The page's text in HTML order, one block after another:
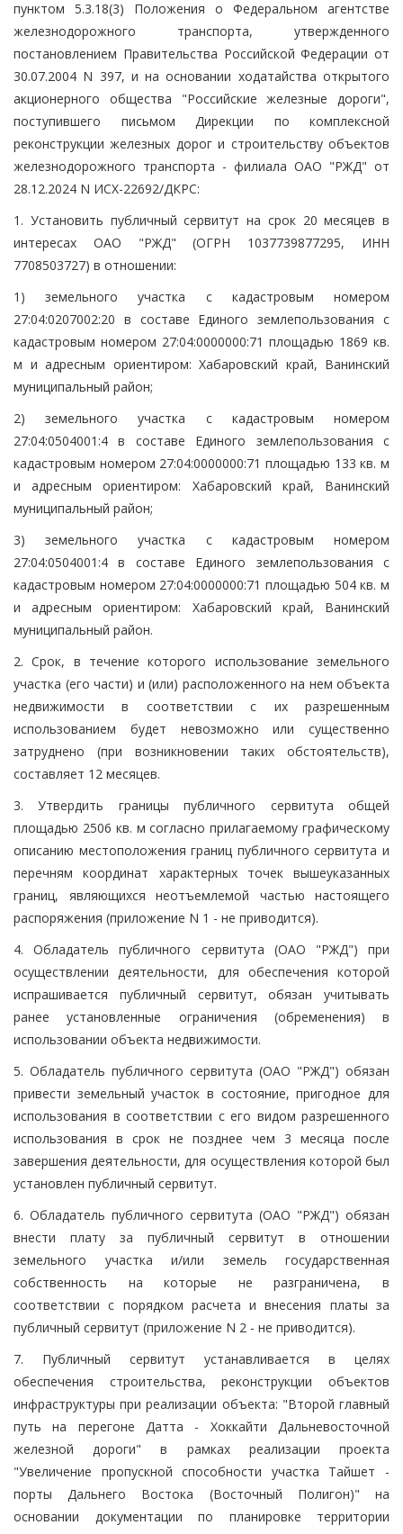
пунктом 5.3.18(3) Положения о Федеральном агентстве
железнодорожного транспорта, утвержденного
постановлением Правительства Российской Федерации от
30.07.2004 N 397, и на основании ходатайства открытого
акционерного общества "Российские железные дороги",
поступившего письмом Дирекции по комплексной
реконструкции железных дорог и строительству объектов
железнодорожного транспорта - филиала ОАО "РЖД" от
28.12.2024 N ИСХ-22692/ДКРС:
1. Установить публичный сервитут на срок 20 месяцев в
интересах ОАО "РЖД" (ОГРН 1037739877295, ИНН
7708503727) в отношении:
1) земельного участка с кадастровым номером
27:04:0207002:20 в составе Единого землепользования с
кадастровым номером 27:04:0000000:71 площадью 1869 кв.
м и адресным ориентиром: Хабаровский край, Ванинский
муниципальный район;
2) земельного участка с кадастровым номером
27:04:0504001:4 в составе Единого землепользования с
кадастровым номером 27:04:0000000:71 площадью 133 кв. м
и адресным ориентиром: Хабаровский край, Ванинский
муниципальный район;
3) земельного участка с кадастровым номером
27:04:0504001:4 в составе Единого землепользования с
кадастровым номером 27:04:0000000:71 площадью 504 кв. м
и адресным ориентиром: Хабаровский край, Ванинский
муниципальный район.
2. Срок, в течение которого использование земельного
участка (его части) и (или) расположенного на нем объекта
недвижимости в соответствии с их разрешенным
использованием будет невозможно или существенно
затруднено (при возникновении таких обстоятельств),
составляет 12 месяцев.
3. Утвердить границы публичного сервитута общей
площадью 2506 кв. м согласно прилагаемому графическому
описанию местоположения границ публичного сервитута и
перечням координат характерных точек вышеуказанных
границ, являющихся неотъемлемой частью настоящего
распоряжения (приложение N 1 - не приводится).
4. Обладатель публичного сервитута (ОАО "РЖД") при
осуществлении деятельности, для обеспечения которой
испрашивается публичный сервитут, обязан учитывать
ранее установленные ограничения (обременения) в
использовании объекта недвижимости.
5. Обладатель публичного сервитута (ОАО "РЖД") обязан
привести земельный участок в состояние, пригодное для
использования в соответствии с его видом разрешенного
использования в срок не позднее чем 3 месяца после
завершения деятельности, для осуществления которой был
установлен публичный сервитут.
6. Обладатель публичного сервитута (ОАО "РЖД") обязан
внести плату за публичный сервитут в отношении
земельного участка и/или земель государственная
собственность на которые не разграничена, в
соответствии с порядком расчета и внесения платы за
публичный сервитут (приложение N 2 - не приводится).
7. Публичный сервитут устанавливается в целях
обеспечения строительства, реконструкции объектов
инфраструктуры при реализации объекта: "Второй главный
путь на перегоне Датта - Хоккайти Дальневосточной
железной дороги" в рамках реализации проекта
"Увеличение пропускной способности участка Тайшет -
порты Дальнего Востока (Восточный Полигон)" на
основании документации по планировке территории